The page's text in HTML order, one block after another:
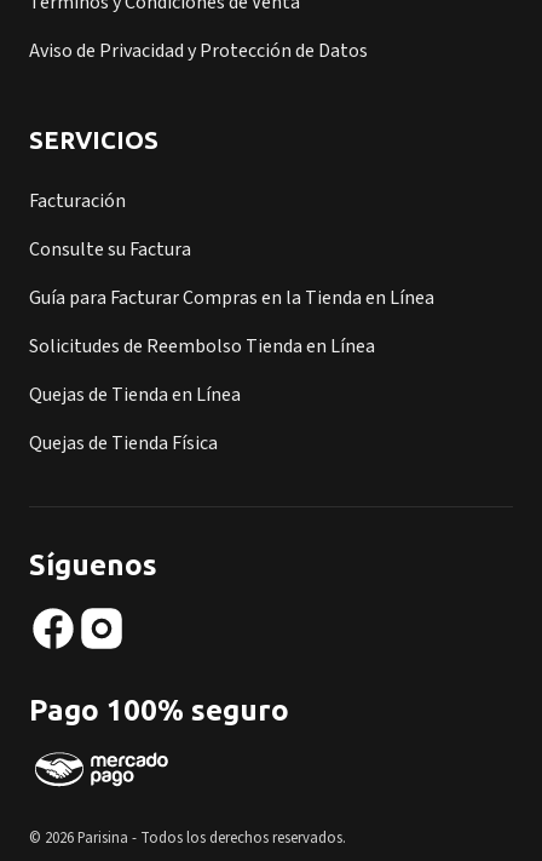
Aviso de Privacidad y Protección de Datos
SERVICIOS
Facturación
Consulte su Factura
Guía para Facturar Compras en la Tienda en Línea
Solicitudes de Reembolso Tienda en Línea
Quejas de Tienda en Línea
Quejas de Tienda Física
Síguenos
Pago 100% seguro
© 2026 Parisina - Todos los derechos reservados.